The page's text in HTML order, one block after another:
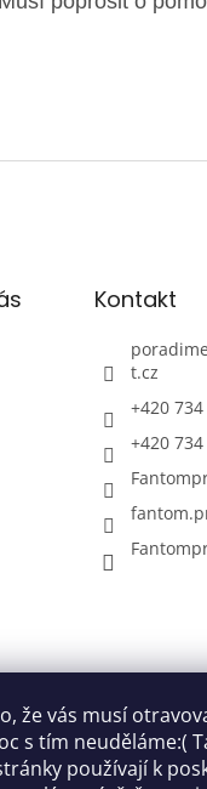
že vás musí
s tím neuděláme:(
používají k
Kontakt
poradime
t.cz
+420
+420